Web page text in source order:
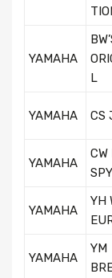
YAMAHA
L
YAMAHA CS
YAMAHA
CW
SPY
YAMAHA
YH
YAMAHA
YM